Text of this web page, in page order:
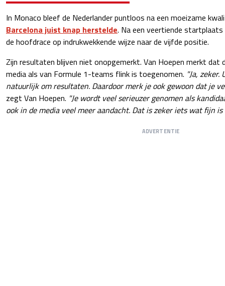
In Monaco bleef de Nederlander puntloos na een moeizame
Barcelona juist knap herstelde. Na een veertiende
de hoofdrace op indrukwekkende wijze naar de vijfde positie.
Zijn resultaten blijven niet onopgemerkt. Van Hoepen merkt dat
media als van Formule 1-teams flink is toegenomen. "Ja,
natuurlijk om resultaten. Daardoor merk je ook gewoon dat je
zegt Van Hoepen. "Je wordt veel serieuzer genomen als
ook in de media veel meer aandacht. Dat is zeker iets wat fijn
ADVERTENTIE